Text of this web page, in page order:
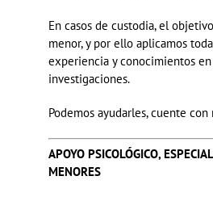
En casos de custodia, el
menor, y por ello aplicamos
experiencia y conocimientos en
investigaciones.
Podemos ayudarles, cuente con
APOYO PSICOLÓGICO,
MENORES